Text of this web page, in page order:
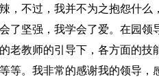
，不过，我并不为之抱怨什么
了坚强，我学会了爱。在园领
老教师的引导下，各方面的技
等。我非常的感谢我的领导，